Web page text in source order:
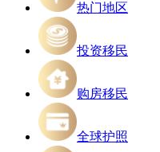
热门地区
投资移民
购房移民
全球护照